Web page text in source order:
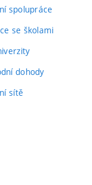
spolupráce
se školami
dohody
sítě